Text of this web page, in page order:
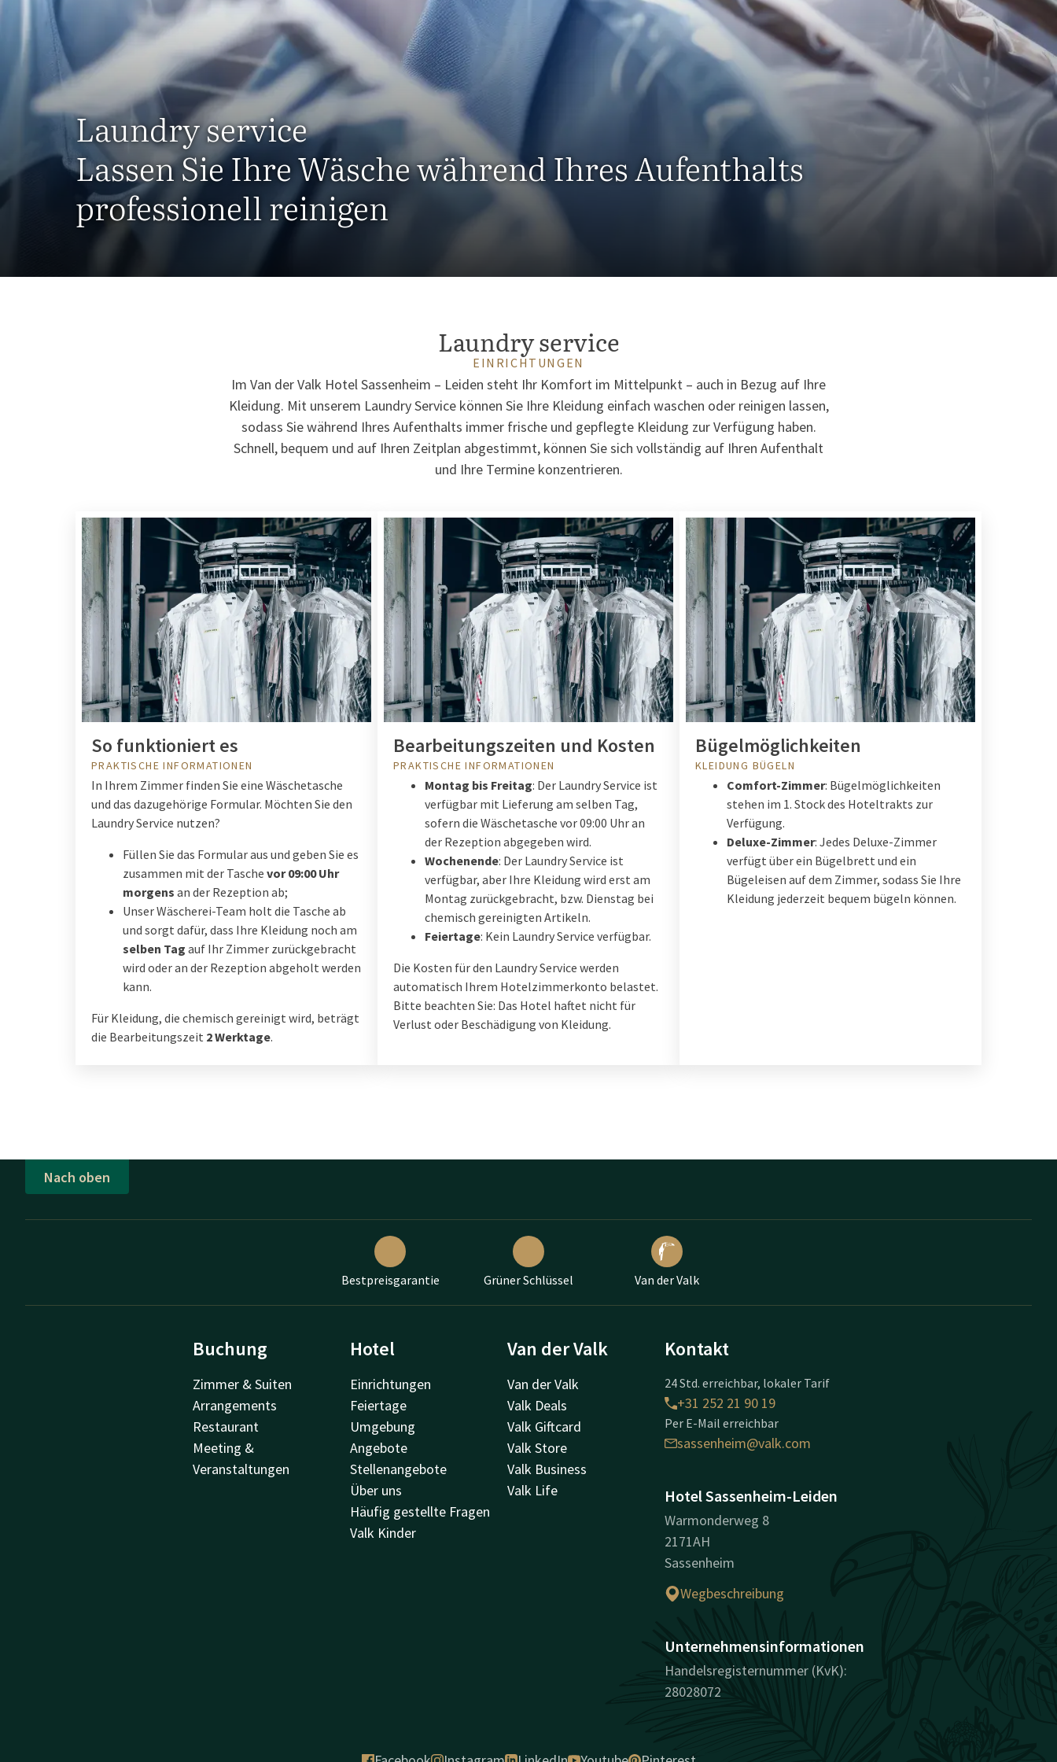
Laundry service
Lassen Sie Ihre Wäsche während Ihres Aufenthalts
professionell reinigen
Laundry service
EINRICHTUNGEN
Im Van der Valk Hotel Sassenheim – Leiden steht Ihr Komfort im Mittelpunkt – auch in Bezug auf Ihre
Kleidung. Mit unserem Laundry Service können Sie Ihre Kleidung einfach waschen oder reinigen lassen,
sodass Sie während Ihres Aufenthalts immer frische und gepflegte Kleidung zur Verfügung haben.
Schnell, bequem und auf Ihren Zeitplan abgestimmt, können Sie sich vollständig auf Ihren Aufenthalt
und Ihre Termine konzentrieren.
So funktioniert es
PRAKTISCHE INFORMATIONEN
In Ihrem Zimmer finden Sie eine Wäschetasche
und das dazugehörige Formular. Möchten Sie den
Laundry Service nutzen?
Füllen Sie das Formular aus und geben Sie es
zusammen mit der Tasche vor 09:00 Uhr
morgens an der Rezeption ab;
Unser Wäscherei-Team holt die Tasche ab
und sorgt dafür, dass Ihre Kleidung noch am
selben Tag auf Ihr Zimmer zurückgebracht
wird oder an der Rezeption abgeholt werden
kann.
Für Kleidung, die chemisch gereinigt wird, beträgt
die Bearbeitungszeit 2 Werktage.
Bearbeitungszeiten und Kosten
PRAKTISCHE INFORMATIONEN
Montag bis Freitag: Der Laundry Service ist
verfügbar mit Lieferung am selben Tag,
sofern die Wäschetasche vor 09:00 Uhr an
der Rezeption abgegeben wird.
Wochenende: Der Laundry Service ist
verfügbar, aber Ihre Kleidung wird erst am
Montag zurückgebracht, bzw. Dienstag bei
chemisch gereinigten Artikeln.
Feiertage: Kein Laundry Service verfügbar.
Die Kosten für den Laundry Service werden
automatisch Ihrem Hotelzimmerkonto belastet.
Bitte beachten Sie: Das Hotel haftet nicht für
Verlust oder Beschädigung von Kleidung.
Bügelmöglichkeiten
KLEIDUNG BÜGELN
Comfort-Zimmer: Bügelmöglichkeiten
stehen im 1. Stock des Hoteltrakts zur
Verfügung.
Deluxe-Zimmer: Jedes Deluxe-Zimmer
verfügt über ein Bügelbrett und ein
Bügeleisen auf dem Zimmer, sodass Sie Ihre
Kleidung jederzeit bequem bügeln können.
Nach oben
Bestpreisgarantie Grüner Schlüssel Van der Valk
Buchung
Zimmer & Suiten
Arrangements
Restaurant
Meeting &
Veranstaltungen
Hotel
Einrichtungen
Feiertage
Umgebung
Angebote
Stellenangebote
Über uns
Häufig gestellte Fragen
Valk Kinder
Van der Valk
Van der Valk
Valk Deals
Valk Giftcard
Valk Store
Valk Business
Valk Life
Kontakt
24 Std. erreichbar, lokaler Tarif
+31 252 21 90 19
Per E-Mail erreichbar
sassenheim@valk.com
Hotel Sassenheim-Leiden
Warmonderweg 8
2171AH
Sassenheim
Wegbeschreibung
Unternehmensinformationen
Handelsregisternummer (KvK):
28028072